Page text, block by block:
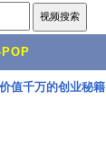
POP
值千万的创业秘籍